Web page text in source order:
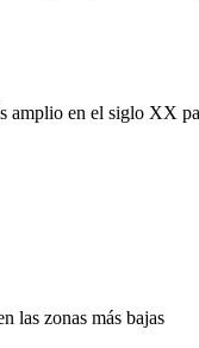
en el siglo XX
las zonas más bajas